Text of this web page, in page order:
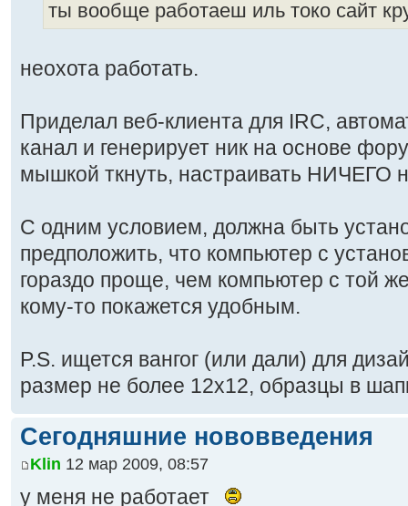
ты вообще работаеш иль токо сайт
неохота работать.
Приделал веб-клиента для IRC,
канал и генерирует ник на основе
мышкой ткнуть, настраивать НИЧЕГО
С одним условием, должна быть
предположить, что компьютер с
гораздо проще, чем компьютер с той
кому-то покажется удобным.
P.S. ищется вангог (или дали) для
размер не более 12х12, образцы в
Сегодняшние нововведения
Klin 12 мар 2009, 08:57
у меня не работает